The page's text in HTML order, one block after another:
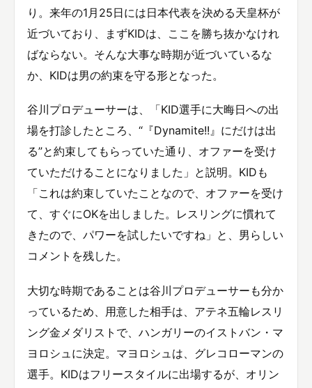
り。来年の1月25日には日本代表を決める天皇杯が
近づいており、まずKIDは、ここを勝ち抜かなけれ
ばならない。そんな大事な時期が近づいているな
か、KIDは男の約束を守る形となった。
谷川プロデューサーは、「KID選手に大晦日への出
場を打診したところ、“『Dynamite!!』にだけは出
る”と約束してもらっていた通り、オファーを受け
ていただけることになりました」と説明。KIDも
「これは約束していたことなので、オファーを受け
て、すぐにOKを出しました。レスリングに慣れて
きたので、パワーを試したいですね」と、男らしい
コメントを残した。
大切な時期であることは谷川プロデューサーも分か
っているため、用意した相手は、アテネ五輪レスリ
ング金メダリストで、ハンガリーのイストバン・マ
ヨロシュに決定。マヨロシュは、グレコローマンの
選手。KIDはフリースタイルに出場するが、オリン